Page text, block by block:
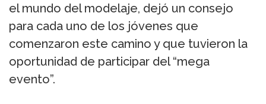
el mundo del modelaje, dejó un consejo
para cada uno de los jóvenes que
comenzaron este camino y que tuvieron la
oportunidad de participar del “mega
evento”.